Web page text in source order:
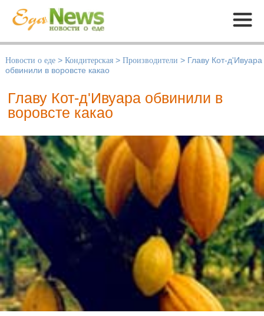
Меню
Новости о еде > Кондитерская > Производители > Главу Кот-д'Ивуара
обвинили в воровсте какао
Главу Кот-д'Ивуара обвинили в
воровсте какао